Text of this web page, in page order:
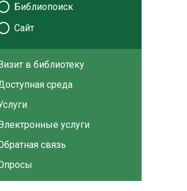
Библиопоиск
Сайт
в библиотеку
среда
услуги
связь